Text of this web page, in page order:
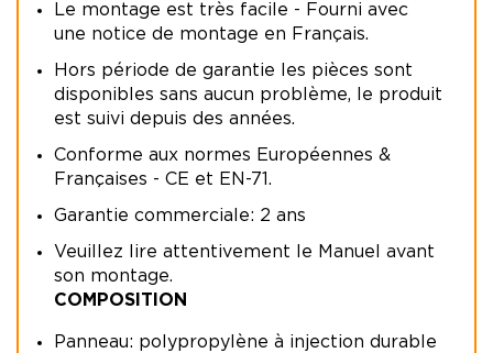
Le montage est très facile - Fourni avec
une notice de montage en Français.
Hors période de garantie les pièces sont
disponibles sans aucun problème, le produit
est suivi depuis des années.
Conforme aux normes Européennes &
Françaises - CE et EN-71.
Garantie commerciale: 2 ans
Veuillez lire attentivement le Manuel avant
son montage.
COMPOSITION
Panneau: polypropylène à injection durable